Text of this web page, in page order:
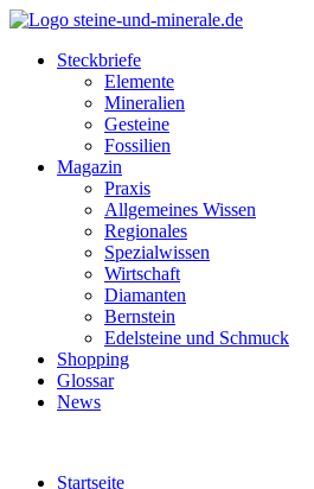
Steckbriefe
Elemente
Mineralien
Gesteine
Fossilien
Magazin
Praxis
Allgemeines Wissen
Regionales
Spezialwissen
Wirtschaft
Diamanten
Bernstein
Edelsteine und Schmuck
Shopping
Glossar
News
Startseite